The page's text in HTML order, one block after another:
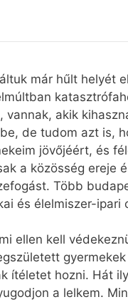
már hűlt
vannak, akik
de tudom azt is,
jövőjéért, és
a közösség ereje
Több
és élelmiszer-ipari
ellen kell
ítéletet hozni. Hát
a lelkem.